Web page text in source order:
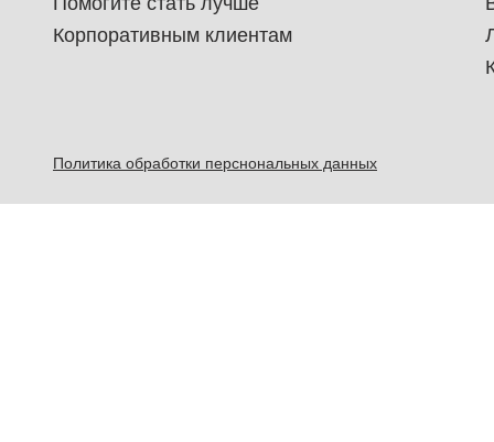
Корпоративным клиентам
Политика обработки перснональных данных